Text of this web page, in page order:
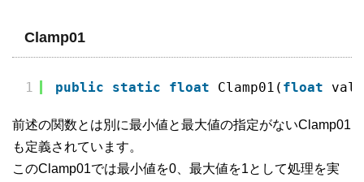
Clamp01
1 public static float Clamp01( float
前述の関数とは別に最小値と最大値の指定がないClamp01
も定義されています。
このClamp01では最小値を0、最大値を1として処理を実